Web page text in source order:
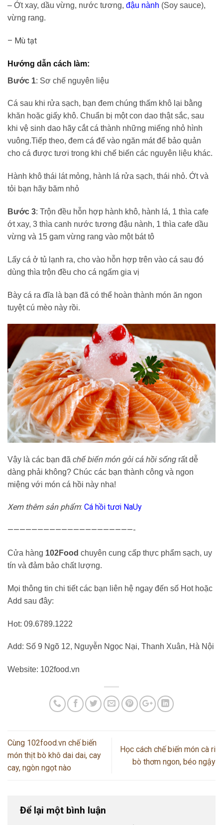
– Ớt xay, dầu vừng, nước tương, đậu nành (Soy sauce),
vừng rang.
– Mù tạt
Hướng dẫn cách làm:
Bước 1: Sơ chế nguyên liệu
Cá sau khi rửa sạch, bạn đem chúng thấm khô lại bằng
khăn hoặc giấy khô. Chuẩn bị một con dao thật sắc, sau
khi vệ sinh dao hãy cắt cá thành những miếng nhỏ hình
vuông.Tiếp theo, đem cá để vào ngăn mát để bảo quản
cho cá được tươi trong khi chế biến các nguyên liệu khác.
Hành khô thái lát mỏng, hành lá rửa sạch, thái nhỏ. Ớt và
tỏi bạn hãy băm nhỏ
Bước 3: Trộn đều hỗn hợp hành khô, hành lá, 1 thìa cafe
ớt xay, 3 thìa canh nước tương đậu nành, 1 thìa cafe dầu
vừng và 15 gam vừng rang vào một bát tô
Lấy cá ở tủ lạnh ra, cho vào hỗn hợp trên vào cá sau đó
dùng thìa trộn đều cho cá ngấm gia vị
Bày cá ra đĩa là bạn đã có thể hoàn thành món ăn ngon
tuyệt cú mèo này rồi.
Vậy là các bạn đã chế biến món gỏi cá hồi sống rất dễ
dàng phải không? Chúc các bạn thành công và ngon
miệng với món cá hồi này nha!
Xem thêm sản phẩm: Cá hồi tươi NaUy
—————————————————————-
Cửa hàng 102Food chuyên cung cấp thực phẩm sạch, uy
tín và đảm bảo chất lượng.
Mọi thông tin chi tiết các bạn liên hệ ngay đến số Hot hoặc
Add sau đây:
Hot: 09.6789.1222
Add: Số 9 Ngõ 12, Nguyễn Ngọc Nại, Thanh Xuân, Hà Nội
Website: 102food.vn
Cùng 102food.vn chế biến
món thịt bò khô dai dai, cay
cay, ngòn ngọt nào
Học cách chế biến món cà ri
bò thơm ngon, béo ngậy
Để lại một bình luận